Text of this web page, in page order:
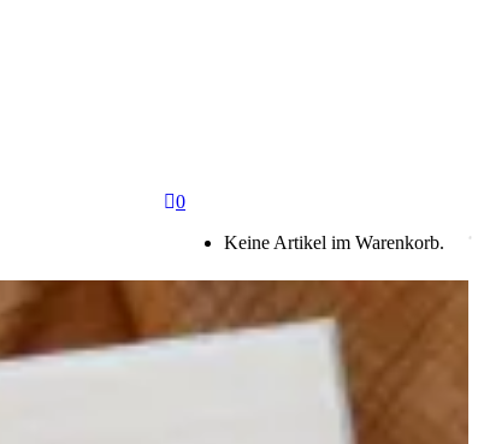
0
Keine Artikel im Warenkorb.